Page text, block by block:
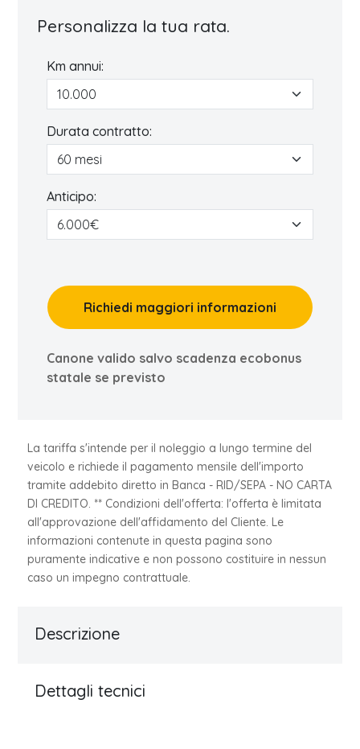
Personalizza la tua rata.
Km annui:
Durata contratto:
Anticipo:
Richiedi maggiori informazioni
Canone valido salvo scadenza ecobonus
statale se previsto
La tariffa s'intende per il noleggio a lungo termine del
veicolo e richiede il pagamento mensile dell'importo
tramite addebito diretto in Banca - RID/SEPA - NO CARTA
DI CREDITO. ** Condizioni dell'offerta: l'offerta è limitata
all'approvazione dell'affidamento del Cliente. Le
informazioni contenute in questa pagina sono
puramente indicative e non possono costituire in nessun
caso un impegno contrattuale.
Descrizione
Dettagli tecnici